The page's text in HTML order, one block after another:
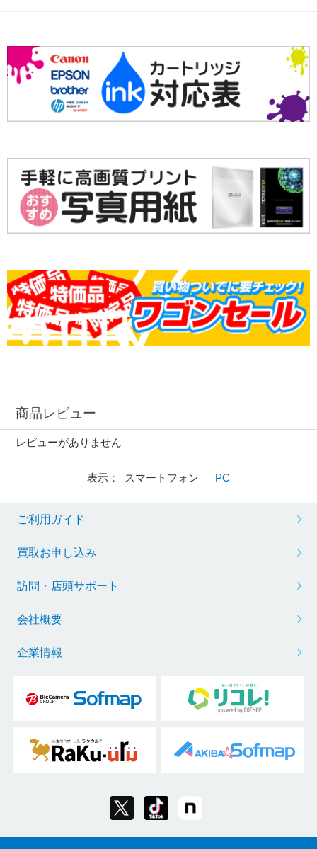
商品レビュー
レビューがありません
表示： スマートフォン ｜ PC
ご利用ガイド
買取お申し込み
訪問・店頭サポート
会社概要
企業情報